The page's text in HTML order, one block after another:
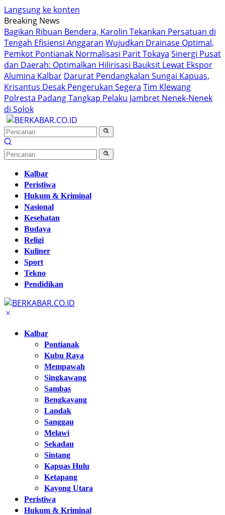
Langsung ke konten
Breaking News
Bagikan Ribuan Bendera, Karolin Tekankan Persatuan di
Tengah Efisiensi Anggaran Wujudkan Drainase Optimal,
Pemkot Pontianak Normalisasi Parit Tokaya Sinergi Pusat
dan Daerah: Optimalkan Hilirisasi Bauksit Lewat Ekspor
Alumina Kalbar Darurat Pendangkalan Sungai Kapuas,
Krisantus Desak Pengerukan Segera Tim Klewang
Polresta Padang Tangkap Pelaku Jambret Nenek-Nenek
di Solok
Kalbar
Peristiwa
Hukum & Kriminal
Nasional
Kesehatan
Budaya
Religi
Kuliner
Sport
Tekno
Pendidikan
Kalbar
Pontianak
Kubu Raya
Mempawah
Singkawang
Sambas
Bengkayang
Landak
Sanggau
Melawi
Sekadau
Sintang
Kapuas Hulu
Ketapang
Kayong Utara
Peristiwa
Hukum & Kriminal